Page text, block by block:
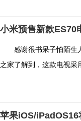
小米预售新款ES70
感谢很书呆子怕陌生
之家了解到，这款电视
苹果iOS/